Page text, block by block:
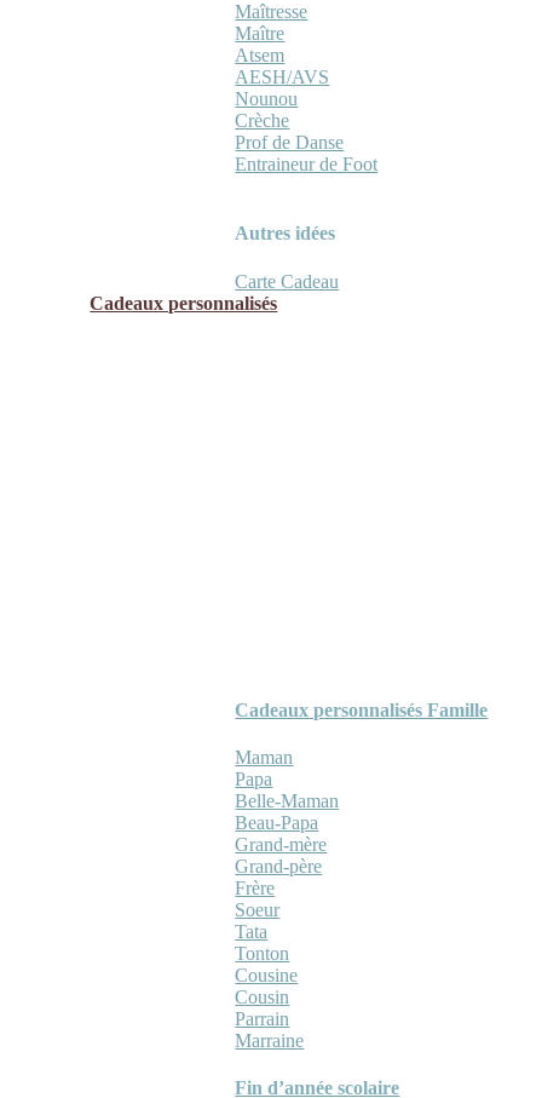
Maîtresse
Maître
Atsem
AESH/AVS
Nounou
Crèche
Prof de Danse
Entraineur de Foot
Autres idées
Carte Cadeau
Cadeaux personnalisés
Cadeaux personnalisés Famille
Maman
Papa
Belle-Maman
Beau-Papa
Grand-mère
Grand-père
Frère
Soeur
Tata
Tonton
Cousine
Cousin
Parrain
Marraine
Fin d’année scolaire